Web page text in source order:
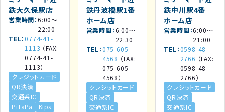
鉄大久保駅店
営業時間 6:00～
22:00
TEL 0774-41-
1113 （FAX:
0774-41-
1113）
クレジットカード
QR決済
交通系IC
PiTaPa
Kips
鉄丹波橋駅1番
ホーム店
営業時間 6:00～
22:30
TEL 075-605-
4568 （FAX:
075-605-
4568）
クレジットカード
QR決済
交通系IC
鉄中川駅4番
ホーム店
営業時間 6:00～
21:00
TEL 0598-48-
2766 （FAX:
0598-48-
2766）
クレジットカード
QR決済
交通系IC